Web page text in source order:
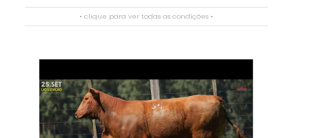
• clique para ver todas as condições •